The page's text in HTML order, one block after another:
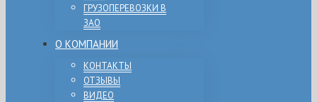
ГРУЗОПЕРЕВОЗКИ В
ЗАО
О КОМПАНИИ
КОНТАКТЫ
ОТЗЫВЫ
ВИДЕО